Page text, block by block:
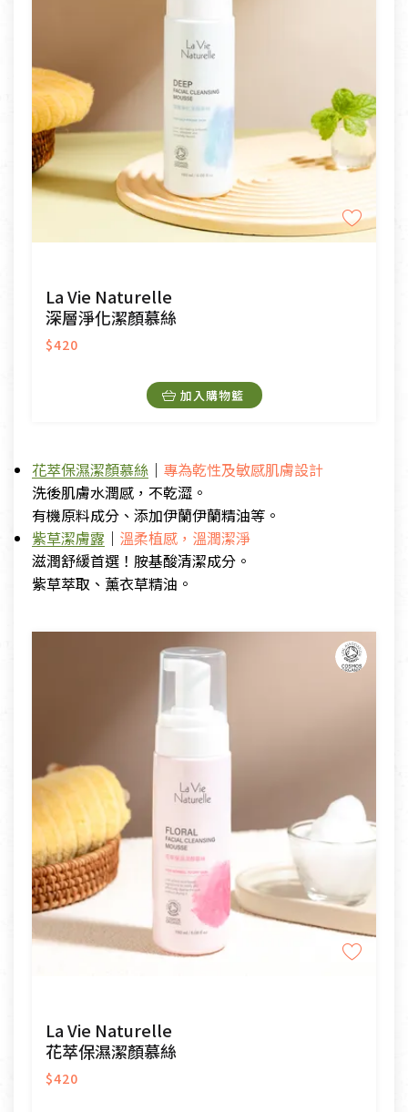
La Vie Naturelle
深層淨化潔顏慕絲
$420
加入購物籃
花萃保濕潔顏慕絲 ｜ 專為乾性及敏感肌膚設計
洗後肌膚水潤感，不乾澀。
有機原料成分、添加伊蘭伊蘭精油等。
紫草潔膚露 ｜ 溫柔植感，溫潤潔淨
滋潤舒緩首選！胺基酸清潔成分。
紫草萃取、薰衣草精油。
La Vie Naturelle
花萃保濕潔顏慕絲
$420